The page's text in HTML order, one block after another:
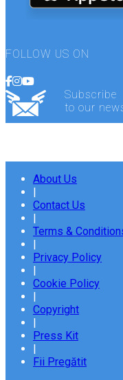
FOLLOW US ON
Subscribe
to our
About Us
|
Contact Us
|
Terms &
|
Privacy Policy
|
Cookie Policy
|
Copyright
|
Press Kit
|
Fii Pregătit